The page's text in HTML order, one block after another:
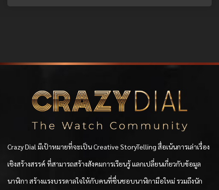
Crazy Dial มีเป้าหมายที่จะเป็น Creative StoryTelling สื่อเน้นการเล่าเรื่อง
เชิงสร้างสรรค์ ที่สามารถสร้างสังคมการเรียนรู้ แลกเปลี่ยนเกี่ยวกับข้อมูล
นาฬิกา สร้างแรงบรรดาลใจให้กับคนที่ชื่นชอบนาฬิกามือใหม่ รวมถึงนัก